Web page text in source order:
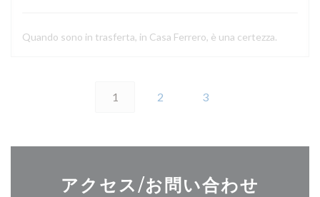
Quando sono in trasferta, in Casa Ferrero, è una certezza.
1 2 3
アクセス/お問い合わせ